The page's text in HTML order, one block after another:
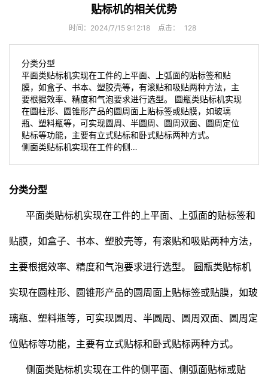
贴标机的相关优势
时间：2024/7/15 9:12:18 点击： 128
分类分型
平面类贴标机实现在工件的上平面、上弧面的贴标签和贴
膜，如盒子、书本、塑胶壳等，有滚贴和吸贴两种方法，主
要根据效率、精度和气泡要求进行选型。 圆瓶类贴标机实现
在圆柱形、圆锥形产品的圆周面上贴标签或贴膜，如玻璃
瓶、塑料瓶等，可实现圆周、半圆周、圆周双面、圆周定位
贴标等功能，主要有立式贴标和卧式贴标两种方式。
侧面类贴标机实现在工件的侧…
分类分型
平面类贴标机实现在工件的上平面、上弧面的贴标签和
贴膜，如盒子、书本、塑胶壳等，有滚贴和吸贴两种方法，
主要根据效率、精度和气泡要求进行选型。 圆瓶类贴标机
实现在圆柱形、圆锥形产品的圆周面上贴标签或贴膜，如玻
璃瓶、塑料瓶等，可实现圆周、半圆周、圆周双面、圆周定
位贴标等功能，主要有立式贴标和卧式贴标两种方式。
侧面类贴标机实现在工件的侧平面、侧弧面贴标或贴